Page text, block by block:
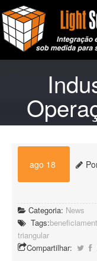
Home
A Light Solutions
Alianças
ago 18
Categoria: News
Tags:
triangular
Compartilhar: